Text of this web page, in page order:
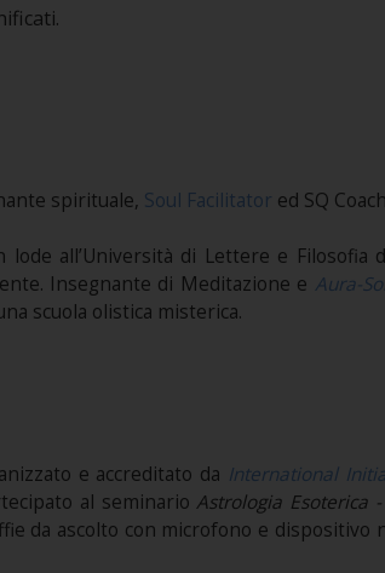
spirituale, Soul Facilitator ed SQ
lode all’Università di Lettere e
Insegnante di Meditazione e Aura-
scuola olistica misterica.
e accreditato da International
al seminarioAstrologia Esoterica
da ascolto con microfono e